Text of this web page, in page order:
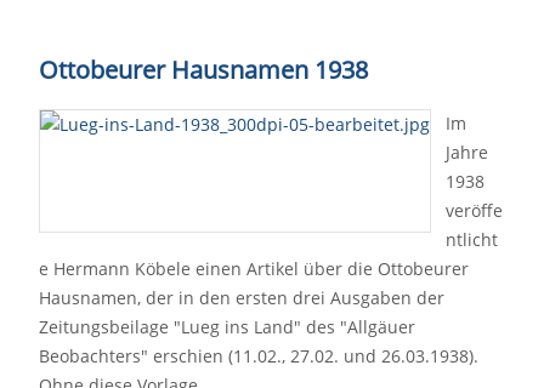
Ottobeurer Hausnamen 1938
Im
Jahre
1938
veröffe
ntlicht
e Hermann Köbele einen Artikel über die Ottobeurer
Hausnamen, der in den ersten drei Ausgaben der
Zeitungsbeilage "Lueg ins Land" des "Allgäuer
Beobachters" erschien (11.02., 27.02. und 26.03.1938).